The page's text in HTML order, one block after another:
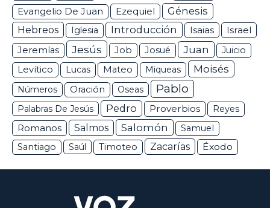
Evangelio De Juan Ezequiel
Génesis
Hebreos
Iglesia Introducción Isaias Israel
Jeremías Jesús Job Josué Juan
Juicio
Levítico
Lucas Mateo Miqueas Moisés
Números Oración Oseas Pablo
Palabras De Jesús Pedro Proverbios Reyes
Romanos Salmos Salomón
Samuel
Santiago
Saúl Timoteo Zacarías Éxodo